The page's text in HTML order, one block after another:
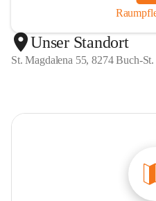
Unser Standort
St. Magdalena 55, 8274 Buch-